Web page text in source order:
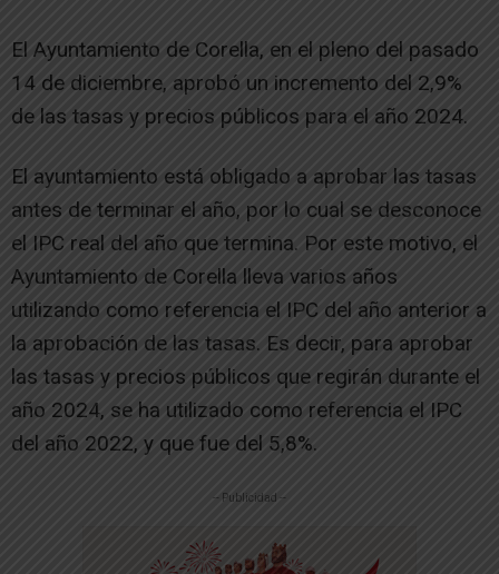
El Ayuntamiento de Corella, en el pleno del pasado
14 de diciembre, aprobó un incremento del 2,9%
de las tasas y precios públicos para el año 2024.
El ayuntamiento está obligado a aprobar las tasas
antes de terminar el año, por lo cual se desconoce
el IPC real del año que termina. Por este motivo, el
Ayuntamiento de Corella lleva varios años
utilizando como referencia el IPC del año anterior a
la aprobación de las tasas. Es decir, para aprobar
las tasas y precios públicos que regirán durante el
año 2024, se ha utilizado como referencia el IPC
del año 2022, y que fue del 5,8%.
-- Publicidad --